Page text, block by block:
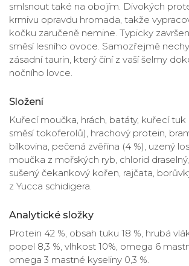
smlsnout také na obojím. Divokých
krmivu opravdu hromada, takže
kočku zaručeně nemine. Typicky
směsí lesního ovoce. Samozřejmě
zásadní taurin, který činí z vaší šelmy
nočního lovce.
Složení
Kuřecí moučka, hrách, batáty, kuřecí
směsí tokoferolů), hrachový protein,
bílkovina, pečená zvěřina (4 %), uzený
moučka z mořských ryb, chlorid
sušený čekankový kořen, rajčata,
z Yucca schidigera.
Analytické složky
Protein 42 %, obsah tuku 18 %, hrubá
popel 8,3 %, vlhkost 10%, omega 6
omega 3 mastné kyseliny 0,3 %.